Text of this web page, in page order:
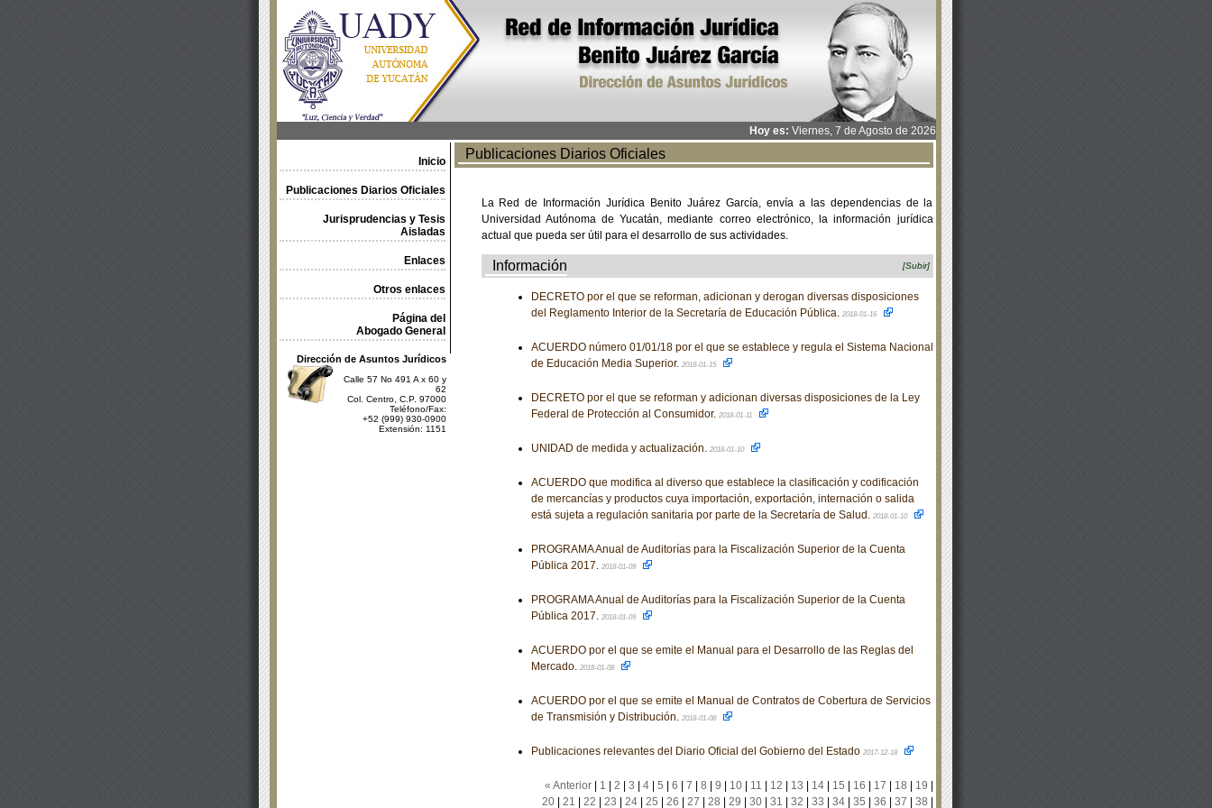
Hoy es: Viernes, 7 de Agosto de 2026
Inicio
Publicaciones Diarios Oficiales
Jurisprudencias y Tesis
Aisladas
Enlaces
Otros enlaces
Página del
Abogado General
Dirección de Asuntos Jurídicos
Calle 57 No 491 A x 60 y
62
Col. Centro, C.P. 97000
Teléfono/Fax:
+52 (999) 930-0900
Extensión: 1151
Publicaciones Diarios Oficiales
La Red de Información Jurídica Benito Juárez García, envía a las dependencias de la
Universidad Autónoma de Yucatán, mediante correo electrónico, la información jurídica
actual que pueda ser útil para el desarrollo de sus actividades.
Información [Subir]
DECRETO por el que se reforman, adicionan y derogan diversas disposiciones
del Reglamento Interior de la Secretaría de Educación Pública. 2018-01-16
ACUERDO número 01/01/18 por el que se establece y regula el Sistema Nacional
de Educación Media Superior. 2018-01-15
DECRETO por el que se reforman y adicionan diversas disposiciones de la Ley
Federal de Protección al Consumidor. 2018-01-11
UNIDAD de medida y actualización. 2018-01-10
ACUERDO que modifica al diverso que establece la clasificación y codificación
de mercancías y productos cuya importación, exportación, internación o salida
está sujeta a regulación sanitaria por parte de la Secretaría de Salud. 2018-01-10
PROGRAMA Anual de Auditorías para la Fiscalización Superior de la Cuenta
Pública 2017. 2018-01-09
PROGRAMA Anual de Auditorías para la Fiscalización Superior de la Cuenta
Pública 2017. 2018-01-09
ACUERDO por el que se emite el Manual para el Desarrollo de las Reglas del
Mercado. 2018-01-08
ACUERDO por el que se emite el Manual de Contratos de Cobertura de Servicios
de Transmisión y Distribución. 2018-01-08
Publicaciones relevantes del Diario Oficial del Gobierno del Estado 2017-12-18
« Anterior| 1 2 3 4| 5 6 7 8 9 10| 11 12 13 14| 15 16 17 18 19
20| 21 22 23 24| 25 26 27 28 29 30| 31 32 33 34| 35 36 37 38